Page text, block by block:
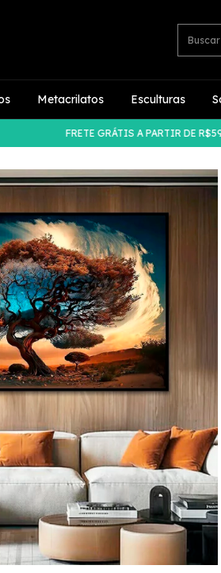
Metacrilatos Esculturas
FRETE GRÁTIS A PARTIR DE R$599